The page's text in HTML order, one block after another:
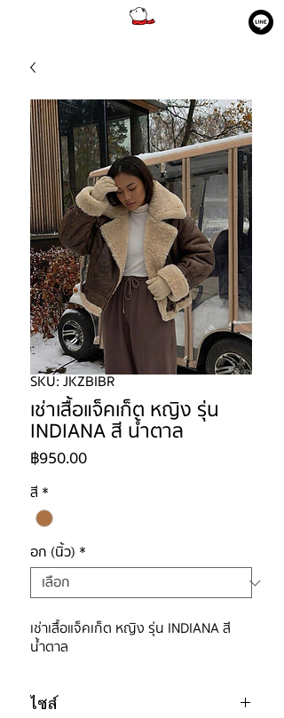
SKU: JKZBIBR
เช่าเสื้อแจ็คเก็ต หญิง รุ่น
INDIANA สี น้ำตาล
฿950.00ราคา
สี *
อก (นิ้ว) *
เช่าเสื้อแจ็คเก็ต หญิง รุ่น INDIANA สี
น้ำตาล
ไซส์